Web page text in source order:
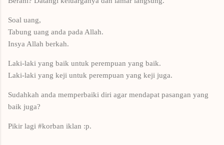
Soal uang,
Tabung uang anda pada Allah.
Insya Allah berkah.
Laki-laki yang baik untuk perempuan yang baik.
Laki-laki yang keji untuk perempuan yang keji juga.
Sudahkah anda memperbaiki diri agar mendapat pasangan yang
baik juga?
Pikir lagi #korban iklan :p.